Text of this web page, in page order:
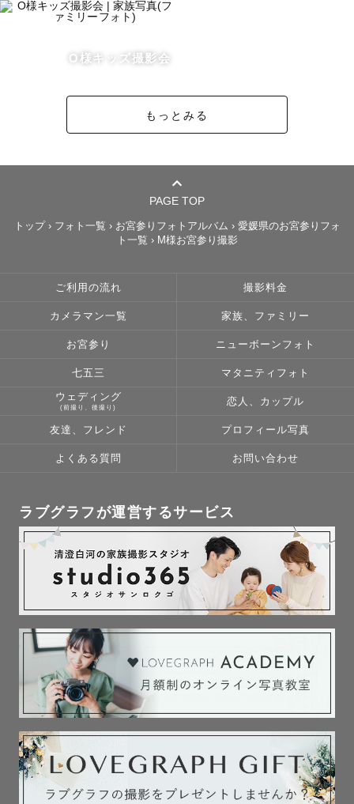
じ込めている笑顔が大きければ大きいほど輝きを増すと考
僕はその「とびきりの笑顔」の写真を後世まで残して欲し
写真を撮っている時、写真を初めて見た時、時が経って写
瞬間」を残すお手伝いを僕にさせてもらえませんか？
です。ゲスト様よりもテンションが高いと言われるくらい
緊張しているという方も撮っていく中で自然な笑顔が出て
くること間違いなしです。
【ポージングについて】
ポージングがわからなくても大丈夫！その場に合ったポー
【最後に】
ここまで読んでくれてありがとうございました。
ゲストの皆様と会えるのを楽しみにしています。
O様キッズ撮影会
もっとみる
PAGE TOP
トップ› フォト一覧 › お宮参りフォトアルバム › 愛媛県のお宮参りフォ
ト一覧 › M様お宮参り撮影
ご利用の流れ 撮影料金
カメラマン一覧 家族、ファミリー
お宮参り ニューボーンフォト
七五三 マタニティフォト
ウェディング
(前撮り、後撮り)
恋人、カップル
友達、フレンド プロフィール写真
よくある質問 お問い合わせ
ラブグラフが運営するサービス